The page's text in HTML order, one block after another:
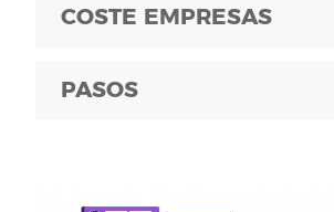
COSTE EMPRESAS
PASOS